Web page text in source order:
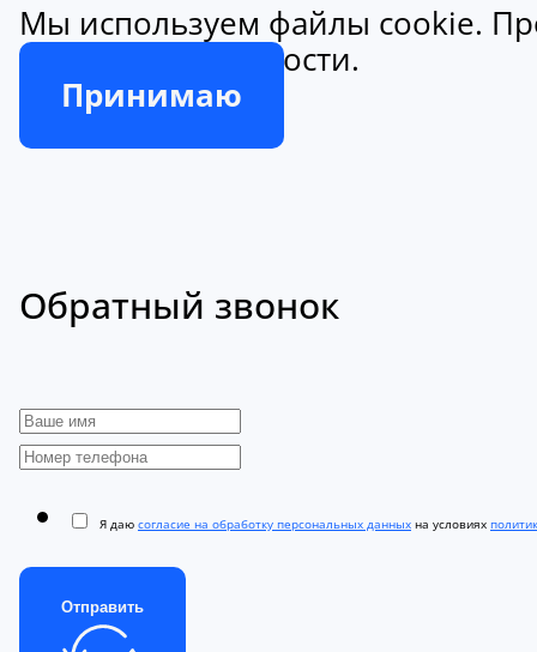
Мы используем файлы cookie.
конфиденциальности.
Принимаю
Обратный звонок
Я даю согласие на обработку персональных данных на условиях
Отправить